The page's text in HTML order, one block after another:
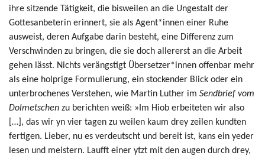
ihre sitzende Tätigkeit, die bisweilen an die Ungestalt der
Gottesanbeterin erinnert, sie als Agent*innen einer Ruhe
ausweist, deren Aufgabe darin besteht, eine Differenz zum
Verschwinden zu bringen, die sie doch allererst an die Arbeit
gehen lässt. Nichts verängstigt Übersetzer*innen offenbar mehr
als eine holprige Formulierung, ein stockender Blick oder ein
unterbrochenes Verstehen, wie Martin Luther im Sendbrief vom
Dolmetschen zu berichten weiß: »Im Hiob erbeiteten wir also
[…], das wir yn vier tagen zu weilen kaum drey zeilen kundten
fertigen. Lieber, nu es verdeutscht und bereit ist, kans ein yeder
lesen und meistern. Laufft einer ytzt mit den augen durch drey,